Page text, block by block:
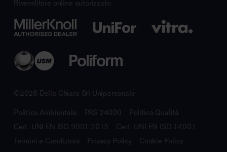
Rivenditore online autorizzato
©2026 Della Chiara Srl Unipersonale
Politica Ambientale PAS 24000
Politica Qualità
Cert. UNI EN ISO 9001:2015
Cert. UNI EN ISO 14001
Termini e Condizioni
Privacy Policy Cookie Policy